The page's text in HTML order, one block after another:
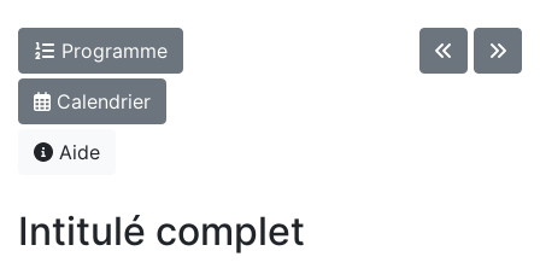
Programme
Calendrier
Aide
Intitulé complet